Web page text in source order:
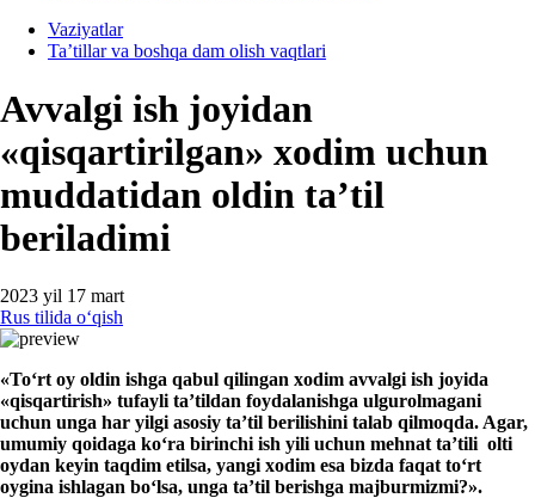
Vaziyatlar
Ta’tillar va boshqa dam olish vaqtlari
Avvalgi ish joyidan
«qisqartirilgan» хodim uchun
muddatidan oldin ta’til
beriladimi
2023 yil 17 mart
Rus tilida oʻqish
«Toʻrt oy oldin ishga qabul qilingan хodim avvalgi ish joyida
«qisqartirish» tufayli ta’tildan foydalanishga ulgurolmagani
uchun unga har yilgi asosiy ta’til berilishini talab qilmoqda. Agar,
umumiy qoidaga koʻra birinchi ish yili uchun mehnat ta’tili olti
oydan keyin taqdim etilsa, yangi хodim esa bizda faqat toʻrt
oygina ishlagan boʻlsa, unga ta’til berishga majburmizmi?».